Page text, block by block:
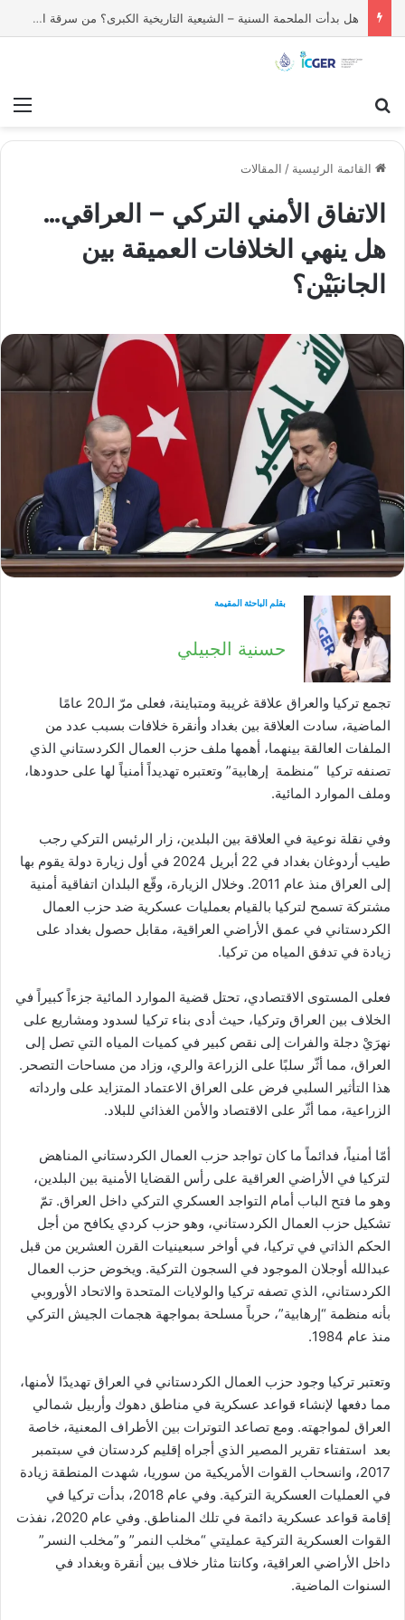
هل بدأت الملحمة السنية – الشيعية التاريخية الكبرى؟ من سرقة الثياب إلى التقاصف بالصواريخ النووية بين الفريقين
القائمة الرئيسية / المقالات
الاتفاق الأمني التركي – العراقي…
هل ينهي الخلافات العميقة بين
الجانبَيْن؟
بقلم الباحثة المقيمة
حسنية الجبيلي
تجمع تركيا والعراق علاقة غريبة ومتباينة، فعلى مرّ الـ20 عامًا
الماضية، سادت العلاقة بين بغداد وأنقرة خلافات بسبب عدد من
الملفات العالقة بينهما، أهمها ملف حزب العمال الكردستاني الذي
تصنفه تركيا “منظمة إرهابية” وتعتبره تهديداً أمنياً لها على حدودها،
وملف الموارد المائية.
وفي نقلة نوعية في العلاقة بين البلدين، زار الرئيس التركي رجب
طيب أردوغان بغداد في 22 أبريل 2024 في أول زيارة دولة يقوم بها
إلى العراق منذ عام 2011. وخلال الزيارة، وقّع البلدان اتفاقية أمنية
مشتركة تسمح لتركيا بالقيام بعمليات عسكرية ضد حزب العمال
الكردستاني في عمق الأراضي العراقية، مقابل حصول بغداد على
زيادة في تدفق المياه من تركيا.
فعلى المستوى الاقتصادي، تحتل قضية الموارد المائية جزءاً كبيراً في
الخلاف بين العراق وتركيا، حيث أدى بناء تركيا لسدود ومشاريع على
نهرَيْ دجلة والفرات إلى نقص كبير في كميات المياه التي تصل إلى
العراق، مما أثّر سلبًا على الزراعة والري، وزاد من مساحات التصحر.
هذا التأثير السلبي فرض على العراق الاعتماد المتزايد على وارداته
الزراعية، مما أثّر على الاقتصاد والأمن الغذائي للبلاد.
أمّا أمنياً، فدائماً ما كان تواجد حزب العمال الكردستاني المناهض
لتركيا في الأراضي العراقية على رأس القضايا الأمنية بين البلدين،
وهو ما فتح الباب أمام التواجد العسكري التركي داخل العراق. تمّ
تشكيل حزب العمال الكردستاني، وهو حزب كردي يكافح من أجل
الحكم الذاتي في تركيا، في أواخر سبعينيات القرن العشرين من قبل
عبدالله أوجلان الموجود في السجون التركية. ويخوض حزب العمال
الكردستاني، الذي تصفه تركيا والولايات المتحدة والاتحاد الأوروبي
بأنه منظمة “إرهابية”، حرباً مسلحة بمواجهة هجمات الجيش التركي
منذ عام 1984.
وتعتبر تركيا وجود حزب العمال الكردستاني في العراق تهديدًا لأمنها،
مما دفعها لإنشاء قواعد عسكرية في مناطق دهوك وأربيل شمالي
العراق لمواجهته. ومع تصاعد التوترات بين الأطراف المعنية، خاصة
بعد استفتاء تقرير المصير الذي أجراه إقليم كردستان في سبتمبر
2017، وانسحاب القوات الأمريكية من سوريا، شهدت المنطقة زيادة
في العمليات العسكرية التركية. وفي عام 2018، بدأت تركيا في
إقامة قواعد عسكرية دائمة في تلك المناطق. وفي عام 2020، نفذت
القوات العسكرية التركية عمليتي “مخلب النمر” و”مخلب النسر”
داخل الأراضي العراقية، وكانتا مثار خلاف بين أنقرة وبغداد في
السنوات الماضية.